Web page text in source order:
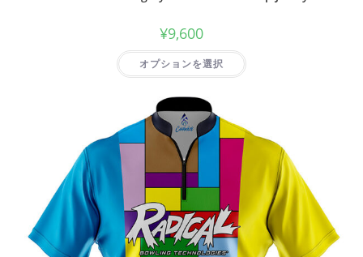
¥9,600
オプションを選択